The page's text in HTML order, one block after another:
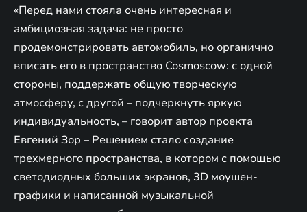
«Перед нами стояла очень интересная и
амбициозная задача: не просто
продемонстрировать автомобиль, но органично
вписать его в пространство Cosmoscow: с одной
стороны, поддержать общую творческую
атмосферу, с другой – подчеркнуть яркую
индивидуальность, – говорит автор проекта
Евгений Зор – Решением стало создание
трехмерного пространства, в котором с помощью
светодиодных больших экранов, 3D моушен-
графики и написанной музыкальной